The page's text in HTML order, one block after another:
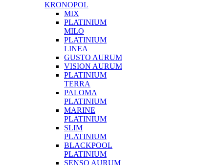
KRONOPOL
MIX
PLATINIUM
MILO
PLATINIUM
LINEA
GUSTO AURUM
VISION AURUM
PLATINIUM
TERRA
PALOMA
PLATINIUM
MARINE
PLATINIUM
SLIM
PLATINIUM
BLACKPOOL
PLATINIUM
SENSO AURUM